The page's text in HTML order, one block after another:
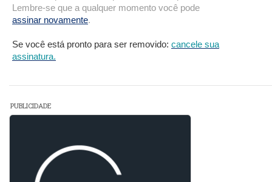
Lembre-se que a qualquer momento você pode
assinar novamente.
Se você está pronto para ser removido: cancele sua
assinatura.
PUBLICIDADE